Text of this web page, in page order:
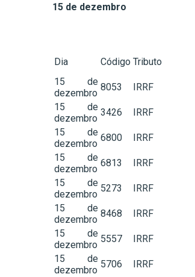
15 de dezembro
Dia Código Tributo
15 de
dezembro
8053 IRRF
15 de
dezembro
3426 IRRF
15 de
dezembro
6800 IRRF
15 de
dezembro
6813 IRRF
15 de
dezembro
5273 IRRF
15 de
dezembro
8468 IRRF
15 de
dezembro
5557 IRRF
15 de
dezembro
5706 IRRF